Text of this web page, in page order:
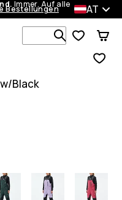
Immer. Auf alle
Bestellungen AT
Black